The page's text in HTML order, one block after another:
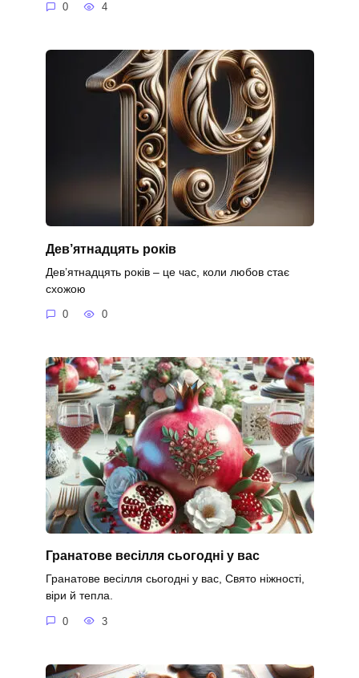
0 4
Дев’ятнадцять років
Дев’ятнадцять років – це час, коли любов стає
схожою
0 0
Гранатове весілля сьогодні у вас
Гранатове весілля сьогодні у вас, Свято ніжності,
віри й тепла.
0 3